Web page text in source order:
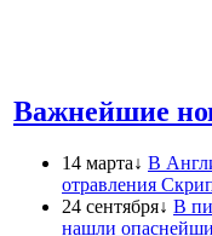
Важнейшие
14 марта↓ В
отравления
24 сентября↓ В
нашли